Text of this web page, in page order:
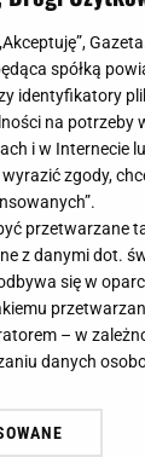
spółką
identyfikatory
na
i w Internecie
zgody,
przetwarzane
z danymi dot.
się w
– w
danych
też zgodę na